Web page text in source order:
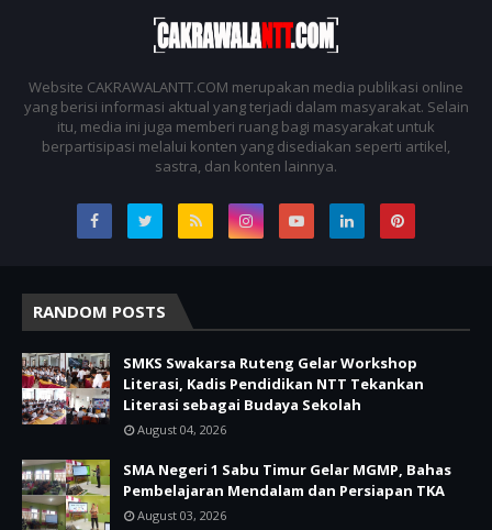
Website CAKRAWALANTT.COM merupakan media publikasi online
yang berisi informasi aktual yang terjadi dalam masyarakat. Selain
itu, media ini juga memberi ruang bagi masyarakat untuk
berpartisipasi melalui konten yang disediakan seperti artikel,
sastra, dan konten lainnya.
RANDOM POSTS
SMKS Swakarsa Ruteng Gelar Workshop
Literasi, Kadis Pendidikan NTT Tekankan
Literasi sebagai Budaya Sekolah
August 04, 2026
SMA Negeri 1 Sabu Timur Gelar MGMP, Bahas
Pembelajaran Mendalam dan Persiapan TKA
August 03, 2026